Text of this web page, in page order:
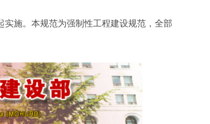
施。本规范为强制性工程建设规范，全部